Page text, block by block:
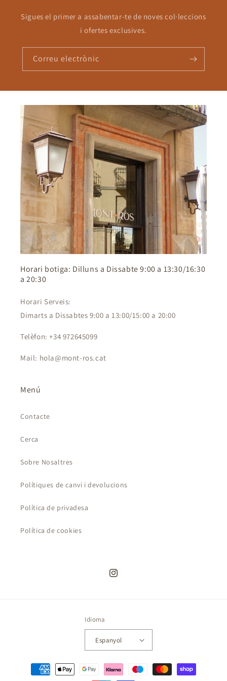
Sigues el primer a assabentar-te de noves col·leccions
i ofertes exclusives.
Correu electrònic
Horari botiga: Dilluns a Dissabte 9:00 a 13:30/16:30
a 20:30
Horari Serveis:
Dimarts a Dissabtes 9:00 a 13:00/15:00 a 20:00
Telèfon: +34 972645099
Mail: hola@mont-ros.cat
Menú
Contacte
Cerca
Sobre Nosaltres
Polítiques de canvi i devolucions
Política de privadesa
Política de cookies
Instagram
Idioma
Espanyol
Formes